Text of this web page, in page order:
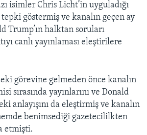
isimler Chris Licht’in uyguladığı
göstermiş ve kanalın geçen ay
Trump’ın halktan soruları
canlı yayınlaması eleştirilere
görevine gelmeden önce kanalın
sırasında yayınlarını ve Donald
anlayışını da eleştirmiş ve kanalın
benimsediği gazetecililkten
etmişti.